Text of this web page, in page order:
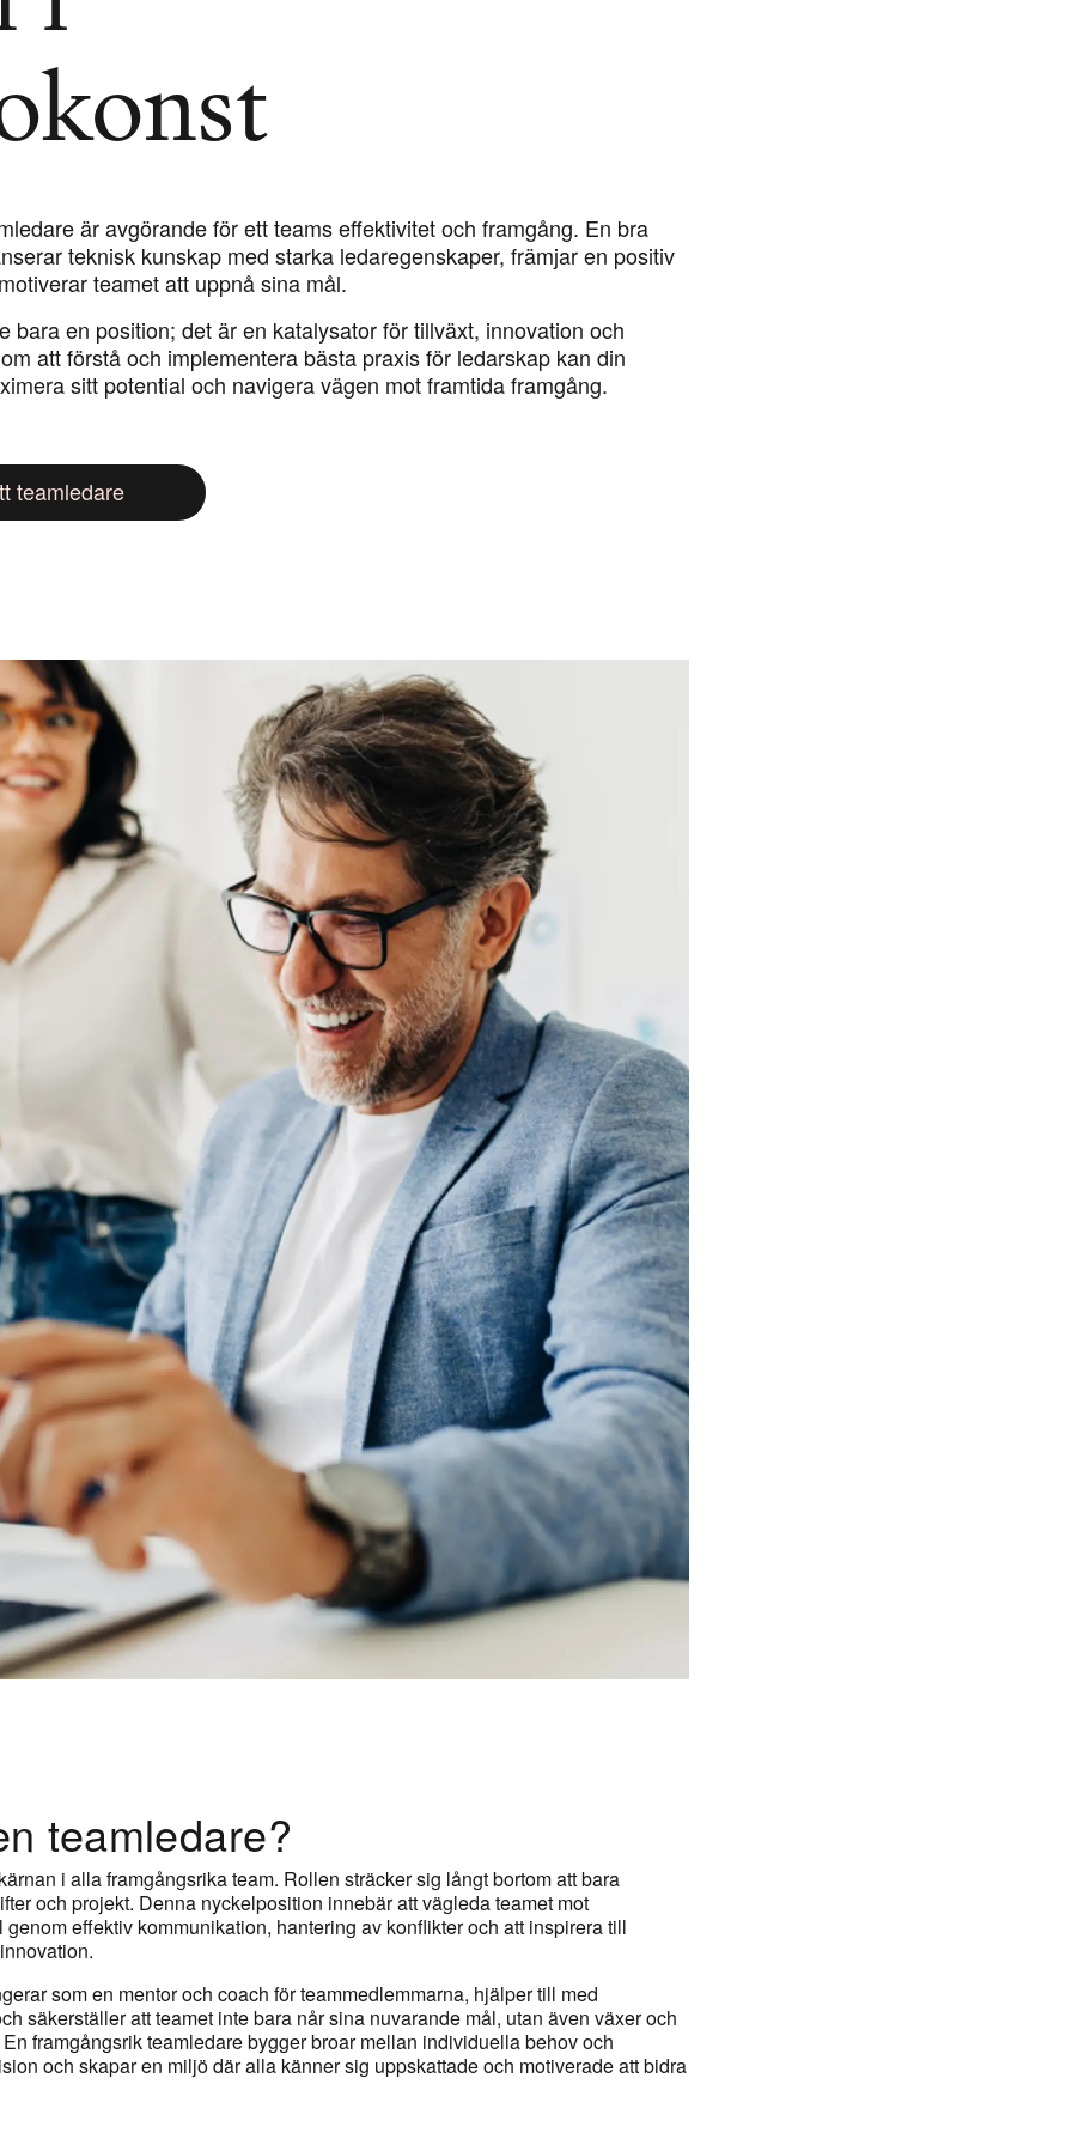
är avgörande för ett teams effektivitet och framgång. En bra
teknisk kunskap med starka ledaregenskaper, främjar en positiv
teamet att uppnå sina mål.
bara en position; det är en katalysator för tillväxt, innovation och
att förstå och implementera bästa praxis för ledarskap kan din
sitt potential och navigera vägen mot framtida framgång.
teamledare
teamledare?
i alla framgångsrika team. Rollen sträcker sig långt bortom att bara
och projekt. Denna nyckelposition innebär att vägleda teamet mot
genom effektiv kommunikation, hantering av konflikter och att inspirera till
som en mentor och coach för teammedlemmarna, hjälper till med
säkerställer att teamet inte bara når sina nuvarande mål, utan även växer och
framgångsrik teamledare bygger broar mellan individuella behov och
och skapar en miljö där alla känner sig uppskattade och motiverade att bidra